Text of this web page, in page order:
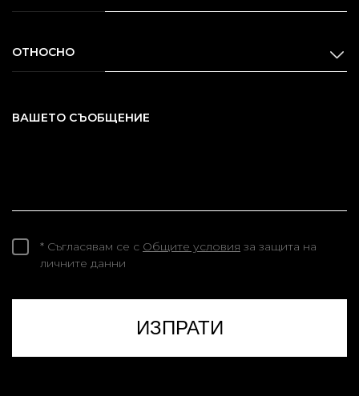
ОТНОСНО
ВАШЕТО СЪОБЩЕНИЕ
* Съгласявам се с Общите условия за защита на
личните данни